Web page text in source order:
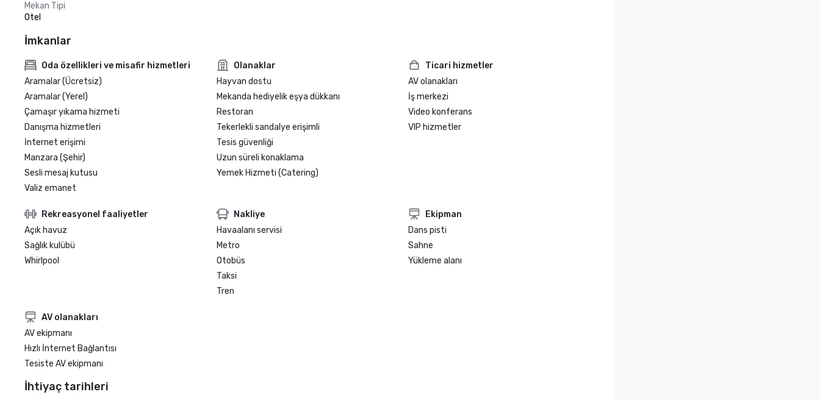
Mekan Tipi
Otel
İmkanlar
Oda özellikleri ve misafir hizmetleri
Aramalar (Ücretsiz)
Aramalar (Yerel)
Çamaşır yıkama hizmeti
Danışma hizmetleri
İnternet erişimi
Manzara (Şehir)
Sesli mesaj kutusu
Valiz emanet
Olanaklar
Hayvan dostu
Mekanda hediyelik eşya dükkanı
Restoran
Tekerlekli sandalye erişimli
Tesis güvenliği
Uzun süreli konaklama
Yemek Hizmeti (Catering)
Ticari hizmetler
AV olanakları
İş merkezi
Video konferans
VIP hizmetler
Rekreasyonel faaliyetler
Açık havuz
Sağlık kulübü
Whirlpool
Nakliye
Havaalanı servisi
Metro
Otobüs
Taksi
Tren
Ekipman
Dans pisti
Sahne
Yükleme alanı
AV olanakları
AV ekipmanı
Hızlı İnternet Bağlantısı
Tesiste AV ekipmanı
İhtiyaç tarihleri